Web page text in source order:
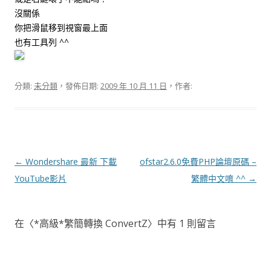
沒關係
你把滑鼠移到視窗最上面
也有工具列 ^^
分類: 未分類 ，發佈日期: 2009 年 10 月 11 日 ，作者:
文
章
← Wondershare 最新 下載
YouTube影片
ofstar2.6.0免費PHP論壇原碼 –
繁體中文唷 ^^ →
在〈*高級*繁簡轉換 ConvertZ〉中有 1 則留言